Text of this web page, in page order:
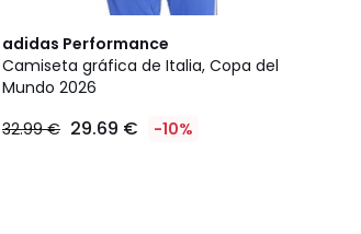
adidas Performance
Camiseta gráfica de Italia, Copa del
Mundo 2026
32.99 € 29.69 € -10%